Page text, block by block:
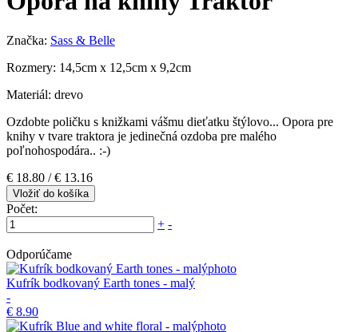
Značka: Sass & Belle
Rozmery: 14,5cm x 12,5cm x 9,2cm
Materiál: drevo
Ozdobte poličku s knižkami vášmu dieťatku štýlovo... Opora pre
knihy v tvare traktora je jedinečná ozdoba pre malého
poľnohospodára.. :-)
€ 18.80 /€ 13.16
Vložiť do košíka
Počet:
+ -
Odporúčame
Kufrík bodkovaný Earth tones - malý
-
€ 8.90